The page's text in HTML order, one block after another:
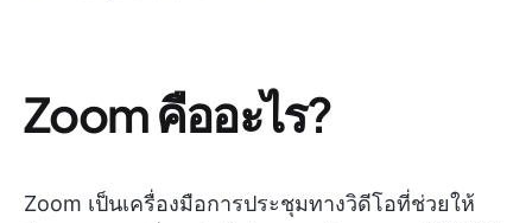
Zoom คืออะไร?
Zoom เป็นเครื่องมือการประชุมทางวิดีโอที่ช่วยให้